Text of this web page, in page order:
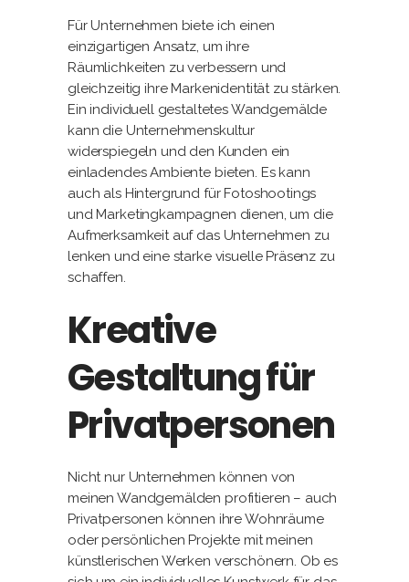
Für Unternehmen biete ich einen
einzigartigen Ansatz, um ihre
Räumlichkeiten zu verbessern und
gleichzeitig ihre Markenidentität zu stärken.
Ein individuell gestaltetes Wandgemälde
kann die Unternehmenskultur
widerspiegeln und den Kunden ein
einladendes Ambiente bieten. Es kann
auch als Hintergrund für Fotoshootings
und Marketingkampagnen dienen, um die
Aufmerksamkeit auf das Unternehmen zu
lenken und eine starke visuelle Präsenz zu
schaffen.
Kreative
Gestaltung für
Privatpersonen
Nicht nur Unternehmen können von
meinen Wandgemälden profitieren – auch
Privatpersonen können ihre Wohnräume
oder persönlichen Projekte mit meinen
künstlerischen Werken verschönern. Ob es